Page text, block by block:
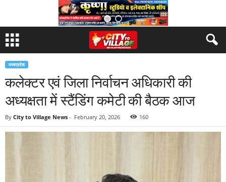
मध्यप्रदेश
कलेक्टर एवं जिला निर्वाचन अधिकारी की
अध्यक्षता में स्टैंडिंग कमेटी की बैठक आज
By City to Village News - February 20, 2026 160